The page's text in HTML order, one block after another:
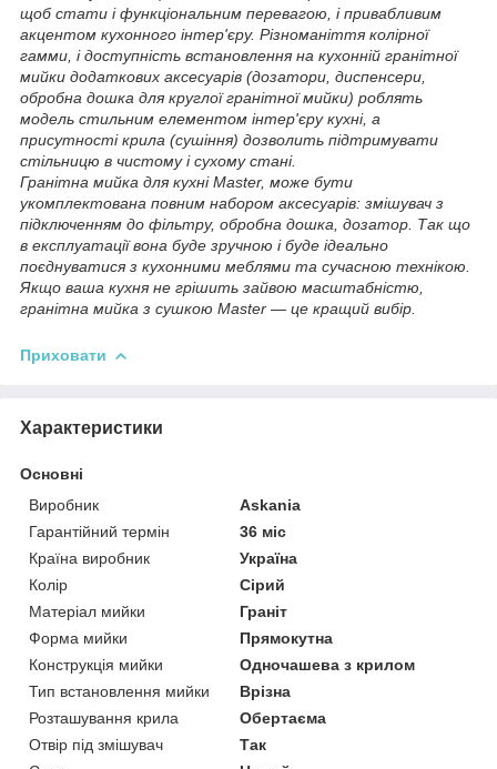
щоб стати і функціональним перевагою, і привабливим
акцентом кухонного інтер'єру. Різноманіття колірної
гамми, і доступність встановлення на кухонній гранітної
мийки додаткових аксесуарів (дозатори, диспенсери,
обробна дошка для круглої гранітної мийки) роблять
модель стильним елементом інтер'єру кухні, а
присутності крила (сушіння) дозволить підтримувати
стільницю в чистому і сухому стані.
Гранітна мийка для кухні Master, може бути
укомплектована повним набором аксесуарів: змішувач з
підключенням до фільтру, обробна дошка, дозатор. Так що
в експлуатації вона буде зручною і буде ідеально
поєднуватися з кухонними меблями та сучасною технікою.
Якщо ваша кухня не грішить зайвою масштабністю,
гранітна мийка з сушкою Master — це кращий вибір.
Приховати
Характеристики
Основні
Виробник
Askania
Гарантійний термін
36 міс
Країна виробник
Україна
Колір
Сірий
Матеріал мийки
Граніт
Форма мийки
Прямокутна
Конструкція мийки
Одночашева з крилом
Тип встановлення мийки
Врізна
Розташування крила
Обертаєма
Отвір під змішувач
Так